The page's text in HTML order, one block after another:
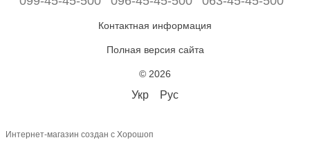
Контактная информация
Полная версия сайта
© 2026
Укр Рус
Интернет-магазин создан с Хорошоп